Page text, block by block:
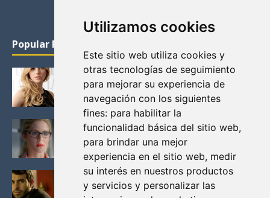
Utilizamos cookies
Este sitio web utiliza cookies y
otras tecnologías de seguimiento
para mejorar su experiencia de
navegación con los siguientes
fines: para habilitar la
funcionalidad básica del sitio web,
para brindar una mejor
experiencia en el sitio web, medir
su interés en nuestros productos
y servicios y personalizar las
Popular Posts
KATHERYN WINNICK: LA ACTRIZ MAS GUAPA DE
VIKINGOS
Junio 14, 2013
FELICITY (EMILY BETT RICKARDS), LAS FOTOS
MAS BONITAS DE LA ALIADA DE ARROW
Noviembre 30, 2013
BLACK MIRROR: TODA TU HISTORIA. EPISODIO 3.
LA CRITICA